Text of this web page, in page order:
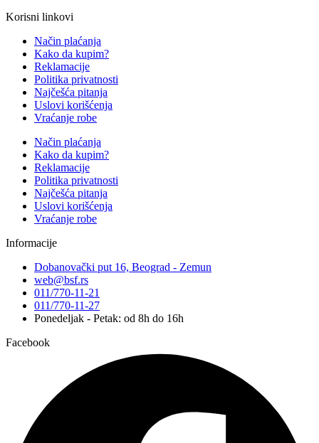
Korisni linkovi
Način plaćanja
Kako da kupim?
Reklamacije
Politika privatnosti
Najčešća pitanja
Uslovi korišćenja
Vraćanje robe
Način plaćanja
Kako da kupim?
Reklamacije
Politika privatnosti
Najčešća pitanja
Uslovi korišćenja
Vraćanje robe
Informacije
Dobanovački put 16, Beograd - Zemun
web@bsf.rs
011/770-11-21
011/770-11-27
Ponedeljak - Petak: od 8h do 16h
Facebook